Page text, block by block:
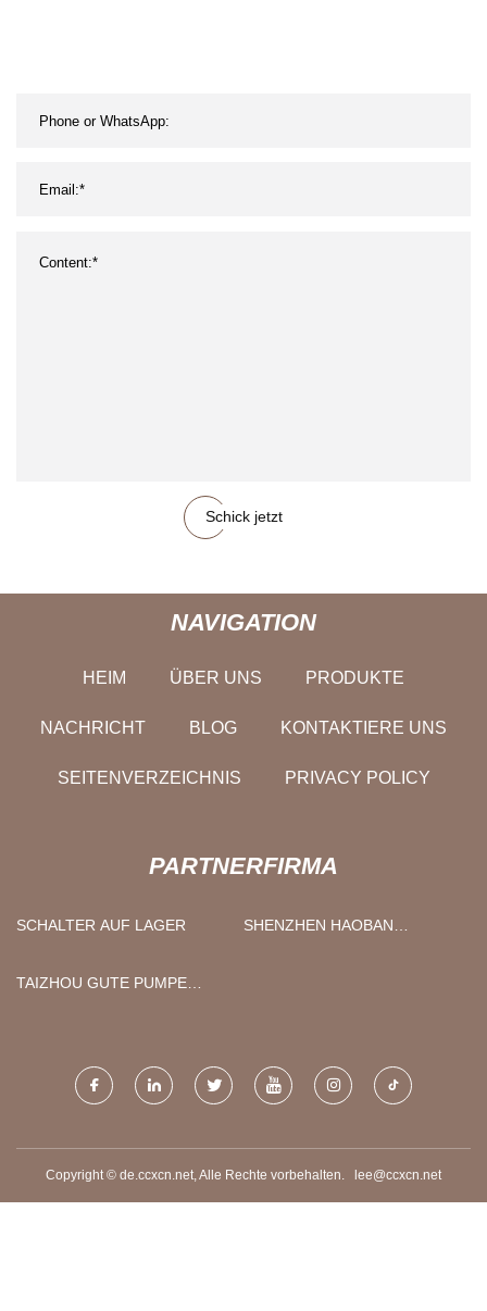
Schick jetzt
NAVIGATION
HEIM ÜBER UNS PRODUKTE
NACHRICHT BLOG KONTAKTIERE UNS
SEITENVERZEICHNIS PRIVACY POLICY
PARTNERFIRMA
SCHALTER AUF LAGER
SHENZHEN HAOBAN
TAIZHOU GUTE PUMPE
Copyright © de.ccxcn.net, Alle Rechte vorbehalten. lee@ccxcn.net